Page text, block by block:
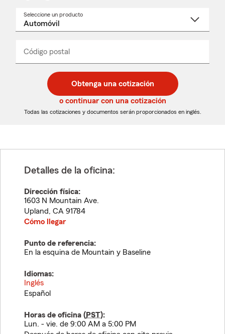
Seleccione un producto
desplegable
Código postal
de
5
dígitos
de
5
dígitos
_____
Obtenga una cotización
o continuar con una cotización
Todas las cotizaciones y documentos serán proporcionados en inglés.
Detalles de la oficina:
Dirección física:
1603 N Mountain Ave.
Upland, CA 91784
Cómo llegar
Punto de referencia:
En la esquina de Mountain y Baseline
Idiomas:
Inglés
Español
Horas de oficina (PST):
Lun. - vie. de 9:00 AM a 5:00 PM